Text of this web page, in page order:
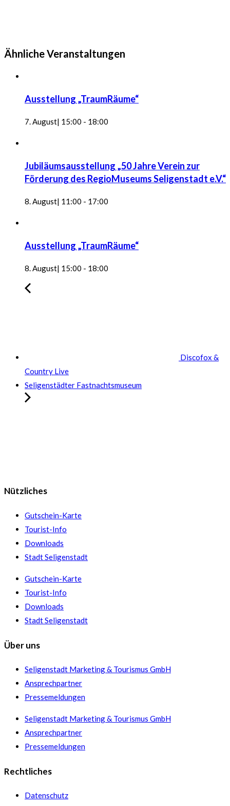
Ähnliche Veranstaltungen
Ausstellung „TraumRäume“
7. August| 15:00 - 18:00
Jubiläumsausstellung „50 Jahre Verein zur
Förderung des RegioMuseums Seligenstadt e.V.“
8. August| 11:00 - 17:00
Ausstellung „TraumRäume“
8. August| 15:00 - 18:00
Discofox &
Country Live
Seligenstädter Fastnachtsmuseum
Nützliches
Gutschein-Karte
Tourist-Info
Downloads
Stadt Seligenstadt
Gutschein-Karte
Tourist-Info
Downloads
Stadt Seligenstadt
Über uns
Seligenstadt Marketing & Tourismus GmbH
Ansprechpartner
Pressemeldungen
Seligenstadt Marketing & Tourismus GmbH
Ansprechpartner
Pressemeldungen
Rechtliches
Datenschutz